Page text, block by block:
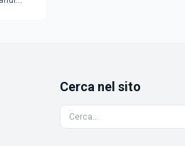
Cerca nel sito